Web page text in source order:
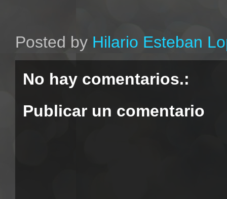
Posted by Hilario Esteban
No hay comentarios.:
Publicar un comentario